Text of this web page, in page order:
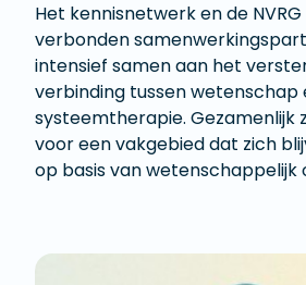
Het kennisnetwerk en de NVRG
verbonden
intensief samen aan het
verbinding tussen wetenschap
systeemtherapie. Gezamenlijk
voor een vakgebied dat zich
op basis van wetenschappelijk